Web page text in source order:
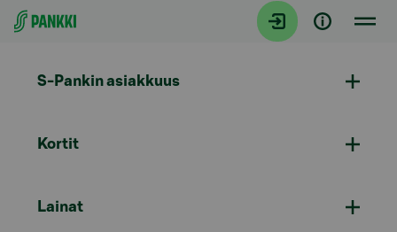
Siirry suoraan sisältöön
S-Pankin asiakkuus
Kortit
Lainat